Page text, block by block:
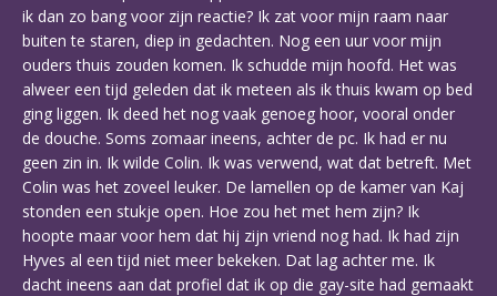
ik dan zo bang voor zijn reactie? Ik zat voor mijn raam naar
buiten te staren, diep in gedachten. Nog een uur voor mijn
ouders thuis zouden komen. Ik schudde mijn hoofd. Het was
alweer een tijd geleden dat ik meteen als ik thuis kwam op bed
ging liggen. Ik deed het nog vaak genoeg hoor, vooral onder
de douche. Soms zomaar ineens, achter de pc. Ik had er nu
geen zin in. Ik wilde Colin. Ik was verwend, wat dat betreft. Met
Colin was het zoveel leuker. De lamellen op de kamer van Kaj
stonden een stukje open. Hoe zou het met hem zijn? Ik
hoopte maar voor hem dat hij zijn vriend nog had. Ik had zijn
Hyves al een tijd niet meer bekeken. Dat lag achter me. Ik
dacht ineens aan dat profiel dat ik op die gay-site had gemaakt